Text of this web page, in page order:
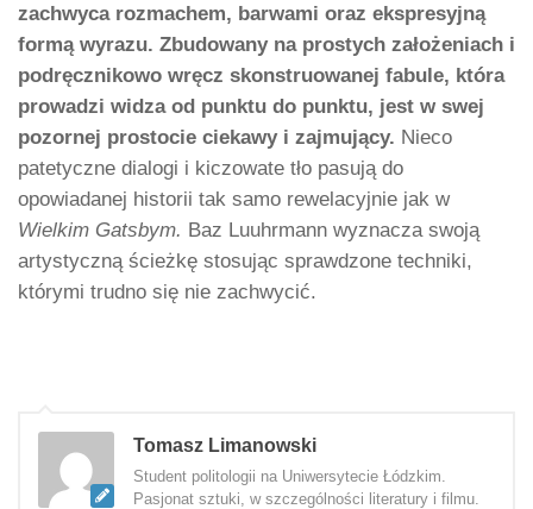
zachwyca rozmachem, barwami oraz ekspresyjną
formą wyrazu. Zbudowany na prostych założeniach i
podręcznikowo wręcz skonstruowanej fabule, która
prowadzi widza od punktu do punktu, jest w swej
pozornej prostocie ciekawy i zajmujący. Nieco
patetyczne dialogi i kiczowate tło pasują do
opowiadanej historii tak samo rewelacyjnie jak w
Wielkim Gatsbym. Baz Luuhrmann wyznacza swoją
artystyczną ścieżkę stosując sprawdzone techniki,
którymi trudno się nie zachwycić.
Tomasz Limanowski
Student politologii na Uniwersytecie Łódzkim.
Pasjonat sztuki, w szczególności literatury i filmu.